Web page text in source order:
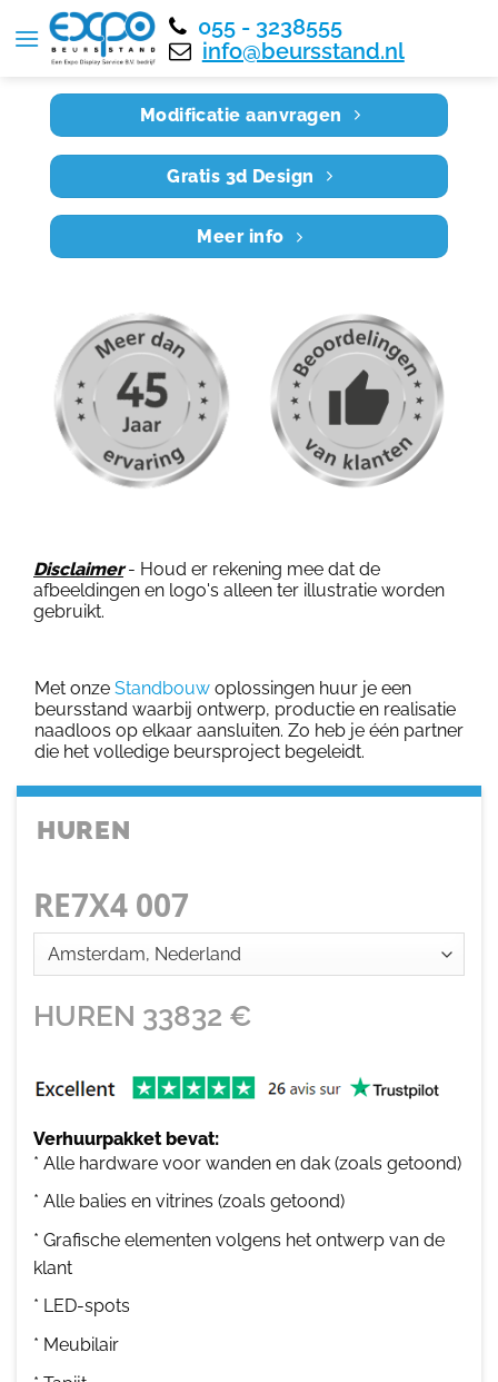
055 - 3238555
info@beursstand.nl
Home RE7X4 007
Modificatie aanvragen
Gratis 3d Design
Meer info
Disclaimer- Houd er rekening mee dat de
afbeeldingen en logo's alleen ter illustratie worden
gebruikt.
Met onze Standbouw oplossingen huur je een
beursstand waarbij ontwerp, productie en realisatie
naadloos op elkaar aansluiten. Zo heb je één partner
die het volledige beursproject begeleidt.
HUREN
RE7X4 007
HUREN 33832 €
Verhuurpakket bevat:
* Alle hardware voor wanden en dak (zoals getoond)
* Alle balies en vitrines (zoals getoond)
* Grafische elementen volgens het ontwerp van de
klant
* LED-spots
* Meubilair